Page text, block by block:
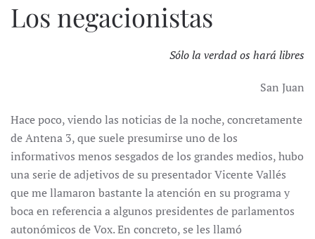
Los negacionistas
Sólo la verdad os hará libres
San Juan
Hace poco, viendo las noticias de la noche, concretamente
de Antena 3, que suele presumirse uno de los
informativos menos sesgados de los grandes medios, hubo
una serie de adjetivos de su presentador Vicente Vallés
que me llamaron bastante la atención en su programa y
boca en referencia a algunos presidentes de parlamentos
autonómicos de Vox. En concreto, se les llamó